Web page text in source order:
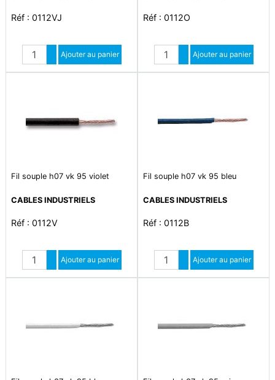
Réf : 0112VJ
Quantité
Augmenter quantité
Diminuer quantité
Ajouter au panier
Réf : 0112O
Quantité
Augmenter quantité
Diminuer quantité
Ajouter au panier
Fil souple h07 vk 95 violet
CABLES INDUSTRIELS
Réf : 0112V
Quantité
Augmenter quantité
Diminuer quantité
Ajouter au panier
Fil souple h07 vk 95 bleu
CABLES INDUSTRIELS
Réf : 0112B
Quantité
Augmenter quantité
Diminuer quantité
Ajouter au panier